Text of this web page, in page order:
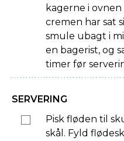
kagerne i ovnen
cremen har sat
smule ubagt i
en bagerist, og
timer før
SERVERING
Pisk fløden til
skål. Fyld